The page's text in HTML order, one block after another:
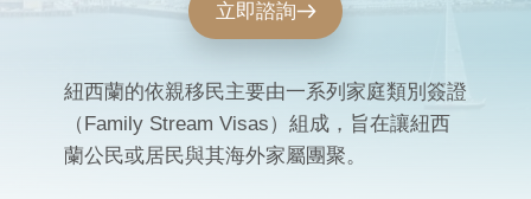
立即諮詢
紐西蘭的依親移民主要由一系列家庭類別簽證
（Family Stream Visas）組成，旨在讓紐西
蘭公民或居民與其海外家屬團聚。